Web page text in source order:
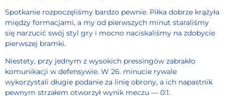
Spotkanie rozpoczęliśmy bardzo pewnie. Piłka dobrze krążyła
między formacjami, a my od pierwszych minut staraliśmy
się narzucić swój styl gry i mocno naciskaliśmy na zdobycie
pierwszej bramki.
Niestety, przy jednym z wysokich pressingów zabrakło
komunikacji w defensywie. W 26. minucie rywale
wykorzystali długie podanie za linię obrony, a ich napastnik
pewnym strzałem otworzył wynik meczu — 0:1.